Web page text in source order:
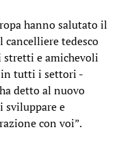
hanno salutato il
cancelliere tedesco
stretti e amichevoli
in tutti i settori -
detto al nuovo
sviluppare e
con voi”.